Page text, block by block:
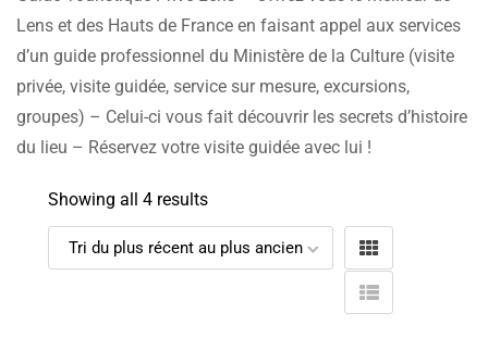
Lens et des Hauts de France en faisant appel aux services
d’un guide professionnel du Ministère de la Culture (visite
privée, visite guidée, service sur mesure, excursions,
groupes) – Celui-ci vous fait découvrir les secrets d’histoire
du lieu – Réservez votre visite guidée avec lui !
Showing all 4 results